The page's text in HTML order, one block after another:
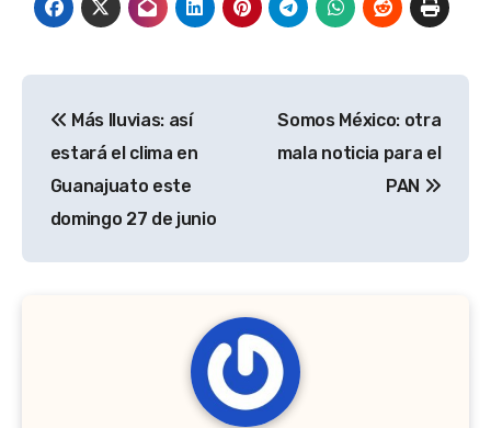
de
entradas
Más lluvias: así
estará el clima en
Guanajuato este
domingo 27 de junio
Somos México: otra
mala noticia para el
PAN